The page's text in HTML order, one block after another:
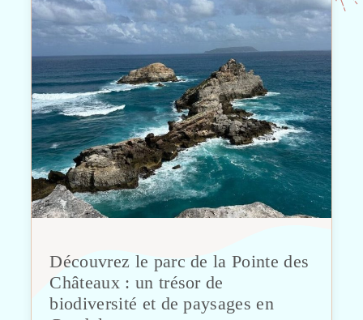
Découvrez le parc de la Pointe des
Châteaux : un trésor de
biodiversité et de paysages en